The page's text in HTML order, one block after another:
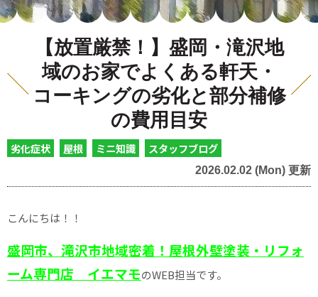
【放置厳禁！】盛岡・滝沢地
域のお家でよくある軒天・
コーキングの劣化と部分補修
の費用目安
劣化症状 屋根 ミニ知識 スタッフブログ
2026.02.02 (Mon) 更新
こんにちは！！
盛岡市、滝沢市地域密着！屋根外壁塗装・リフォ
ーム専門店 イエマモのWEB担当です。